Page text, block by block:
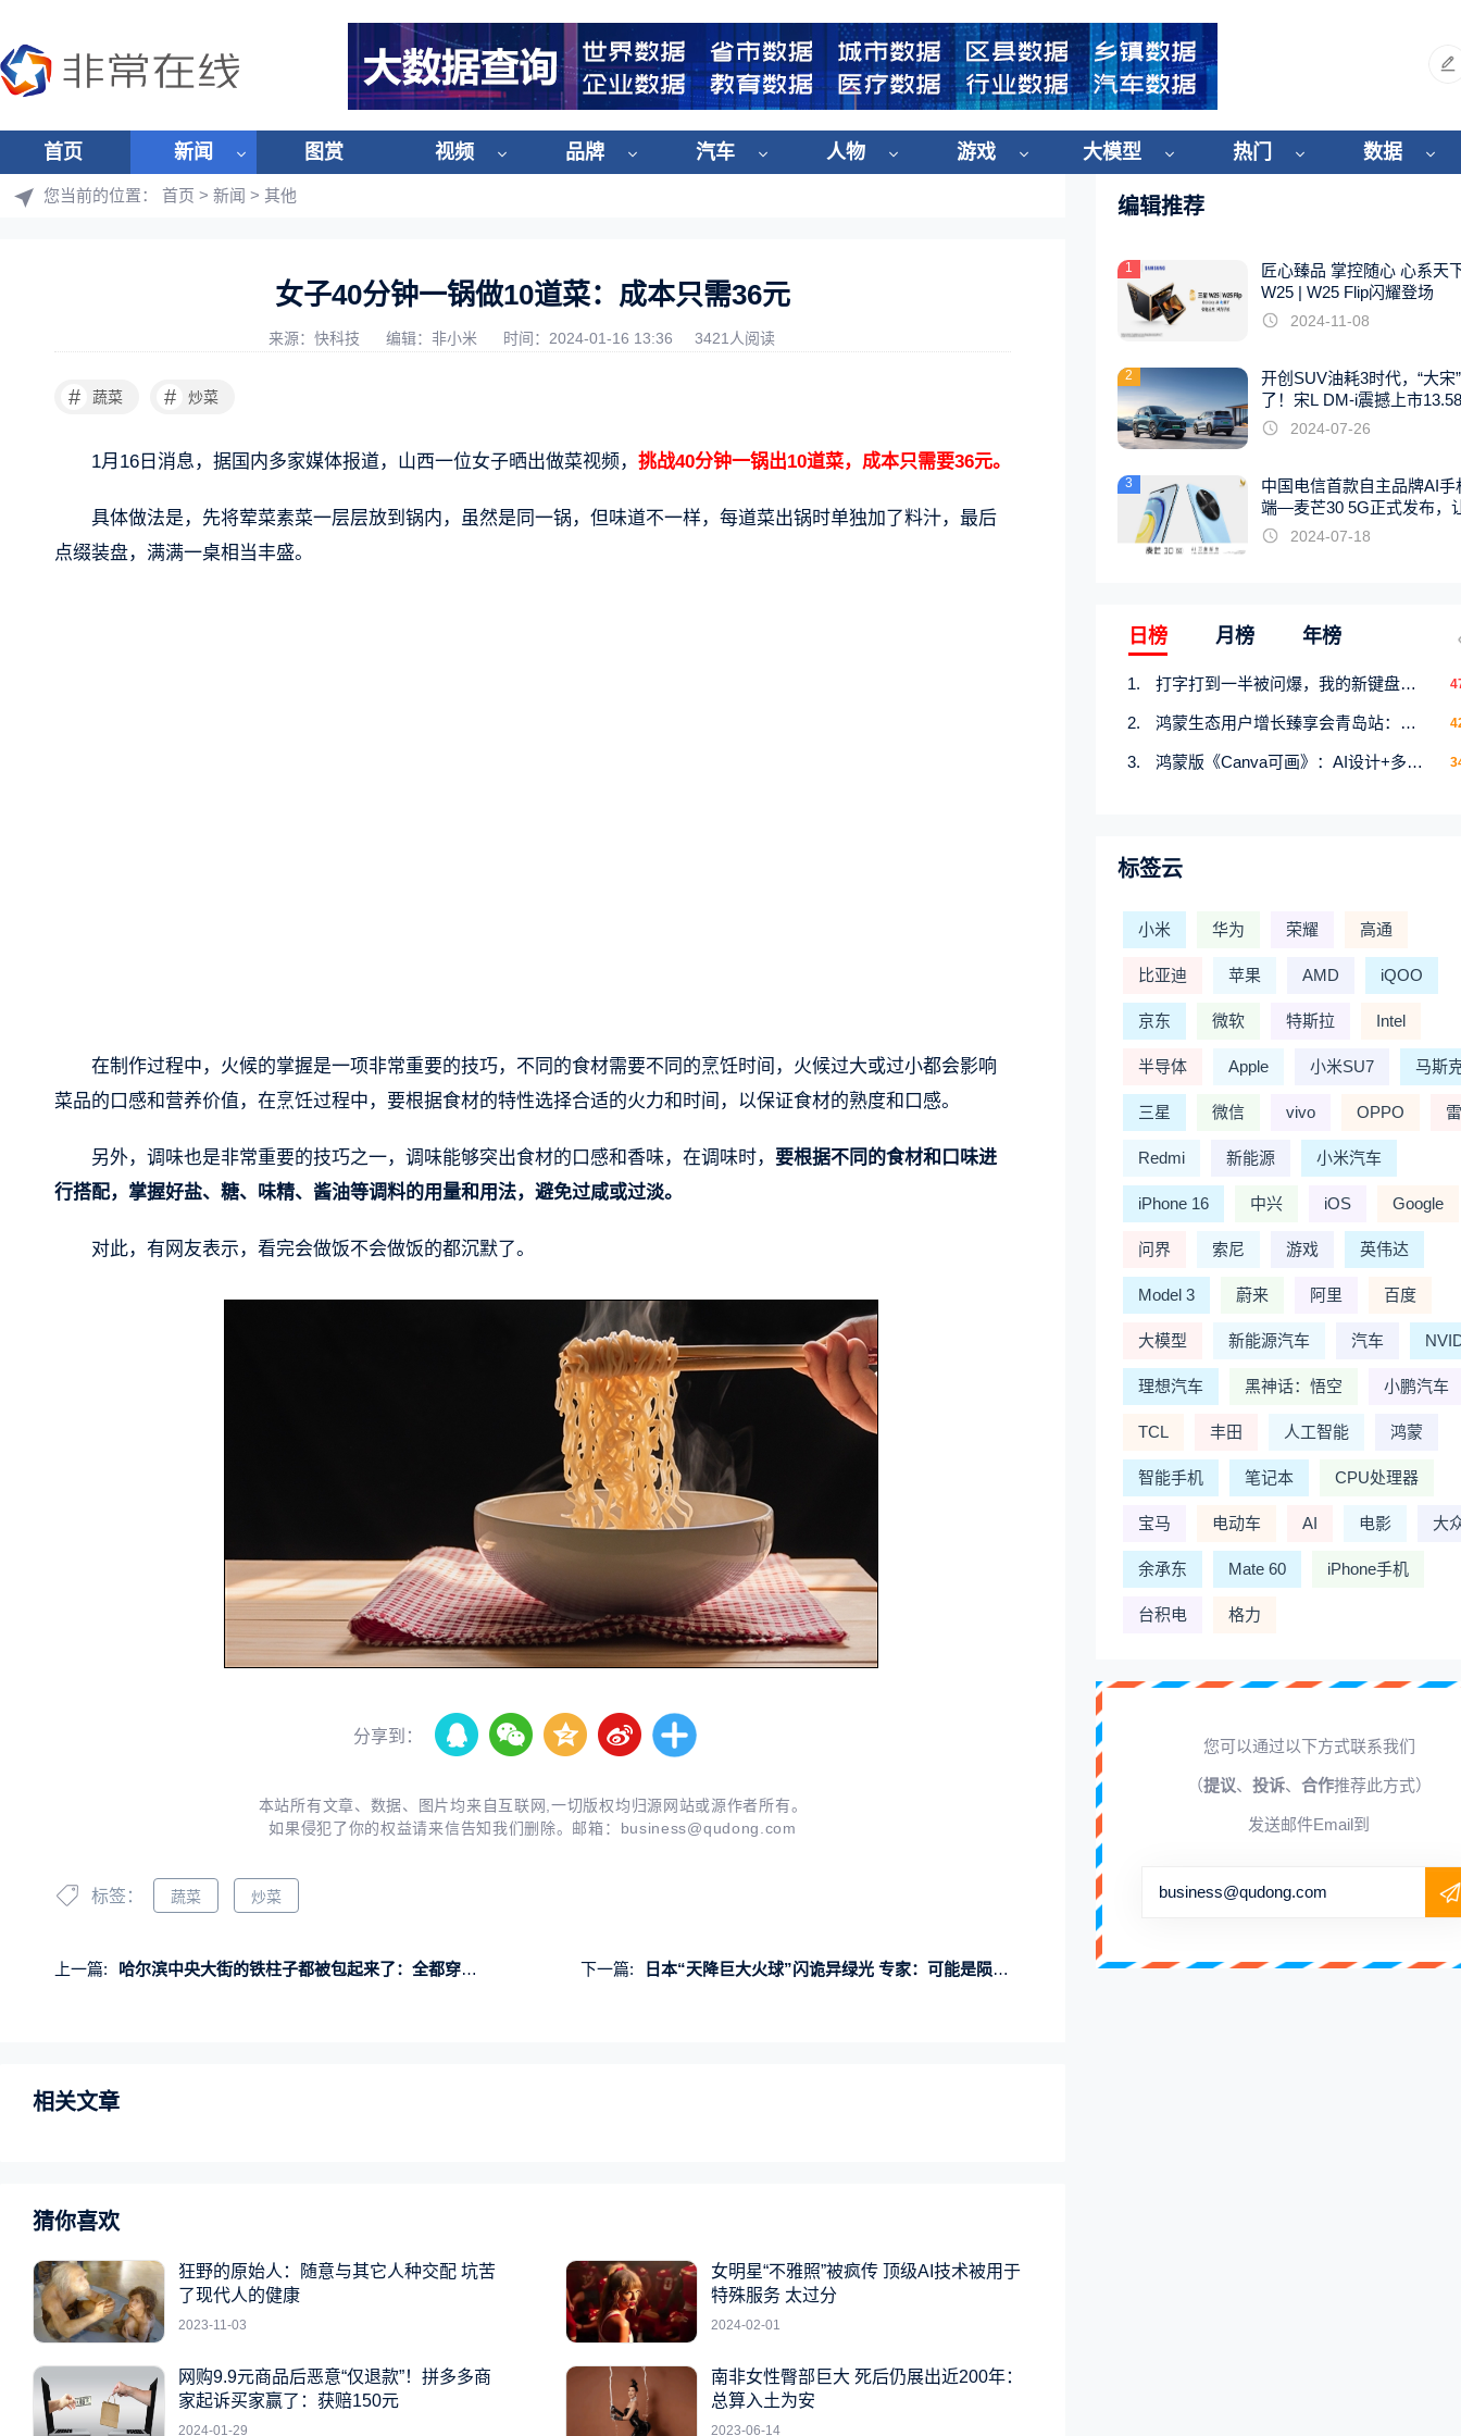
首页 新闻 图赏 视频 品牌 汽车 人物 游戏 大模型 热门 数据
您当前的位置： 首页 > 新闻 > 其他
女子40分钟一锅做10道菜：成本只需36元
来源：快科技 编辑：非小米 时间：2024-01-16 13:36 3421人阅读
# 蔬菜 # 炒菜
1月16日消息，据国内多家媒体报道，山西一位女子晒出做菜视频， 挑战40分钟一锅出10道菜，成本只需要36元。
具体做法是，先将荤菜素菜一层层放到锅内，虽然是同一锅，但味道不一样，每道菜出锅时单独加了料汁，最后
点缀装盘，满满一桌相当丰盛。
在制作过程中，火候的掌握是一项非常重要的技巧，不同的食材需要不同的烹饪时间，火候过大或过小都会影响
菜品的口感和营养价值，在烹饪过程中，要根据食材的特性选择合适的火力和时间，以保证食材的熟度和口感。
另外，调味也是非常重要的技巧之一，调味能够突出食材的口感和香味，在调味时， 要根据不同的食材和口味进
行搭配，掌握好盐、糖、味精、酱油等调料的用量和用法，避免过咸或过淡。
对此，有网友表示，看完会做饭不会做饭的都沉默了。
分享到：
本站所有文章、数据、图片均来自互联网,一切版权均归源网站或源作者所有。
如果侵犯了你的权益请来信告知我们删除。邮箱： business@qudong.com
标签： 蔬菜 炒菜
上一篇: 哈尔滨中央大街的铁柱子都被包起来了：全都穿上了“花棉袄” 下一篇: 日本“天降巨大火球”闪诡异绿光 专家：可能是陨石坠落
相关文章
猜你喜欢
狂野的原始人：随意与其它人种交配 坑苦
了现代人的健康
2023-11-03
女明星“不雅照”被疯传 顶级AI技术被用于
特殊服务 太过分
2024-02-01
网购9.9元商品后恶意“仅退款”！拼多多商
家起诉买家赢了：获赔150元
2024-01-29
南非女性臀部巨大 死后仍展出近200年：
总算入土为安
2023-06-14
编辑推荐
1
匠心臻品 掌控随心 心系天
W25 | W25 Flip闪耀登场
2024-11-08
2
开创SUV油耗3时代，“大宋
了！宋L DM-i震撼上市
起
2024-07-26
3
中国电信首款自主品牌AI手
端—麦芒30 5G正式发布，
触手可及2024-07-18
日榜 月榜 年榜
打字打到一半被问爆，我的新键盘皮肤才是暑期隐藏快乐源
鸿蒙生态用户增长臻享会青岛站：携手行业伙伴共研增长新机遇
鸿蒙版《Canva可画》：AI设计+多端流转，创意产出快人一步
标签云
小米 华为 荣耀 高通
比亚迪 苹果 AMD iQOO
京东 微软 特斯拉 Intel
半导体 Apple 小米SU7 马斯
三星 微信 vivo OPPO
Redmi 新能源 小米汽车
iPhone 16 中兴 iOS Google
问界 索尼 游戏 英伟达
Model 3 蔚来 阿里 百度
大模型 新能源汽车 汽车
理想汽车 黑神话：悟空 小鹏汽车
TCL 丰田 人工智能 鸿蒙
智能手机 笔记本 CPU处理器
宝马 电动车 AI 电影 大
余承东 Mate 60 iPhone手机
台积电 格力
您可以通过以下方式联系我们
（提议、 投诉、 合作推荐此方式）
发送邮件Email到
business@qudong.com